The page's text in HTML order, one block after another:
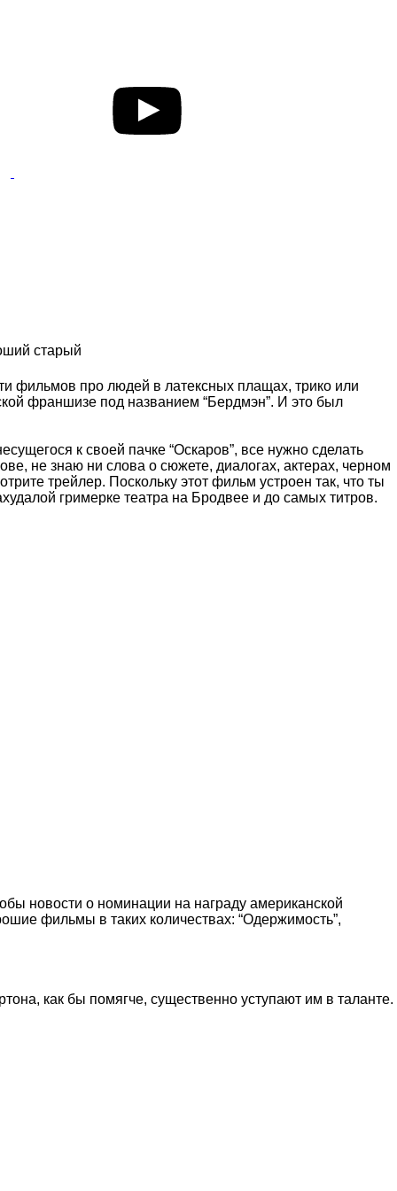
старый
фильмов про людей в латексных плащах, трико или
франшизе под названием “Бердмэн”. И это был
к своей пачке “Оскаров”, все нужно сделать
не знаю ни слова о сюжете, диалогах, актерах, черном
трейлер. Поскольку этот фильм устроен так, что ты
гримерке театра на Бродвее и до самых титров.
новости о номинации на награду американской
фильмы в таких количествах: “Одержимость”,
как бы помягче, существенно уступают им в таланте.